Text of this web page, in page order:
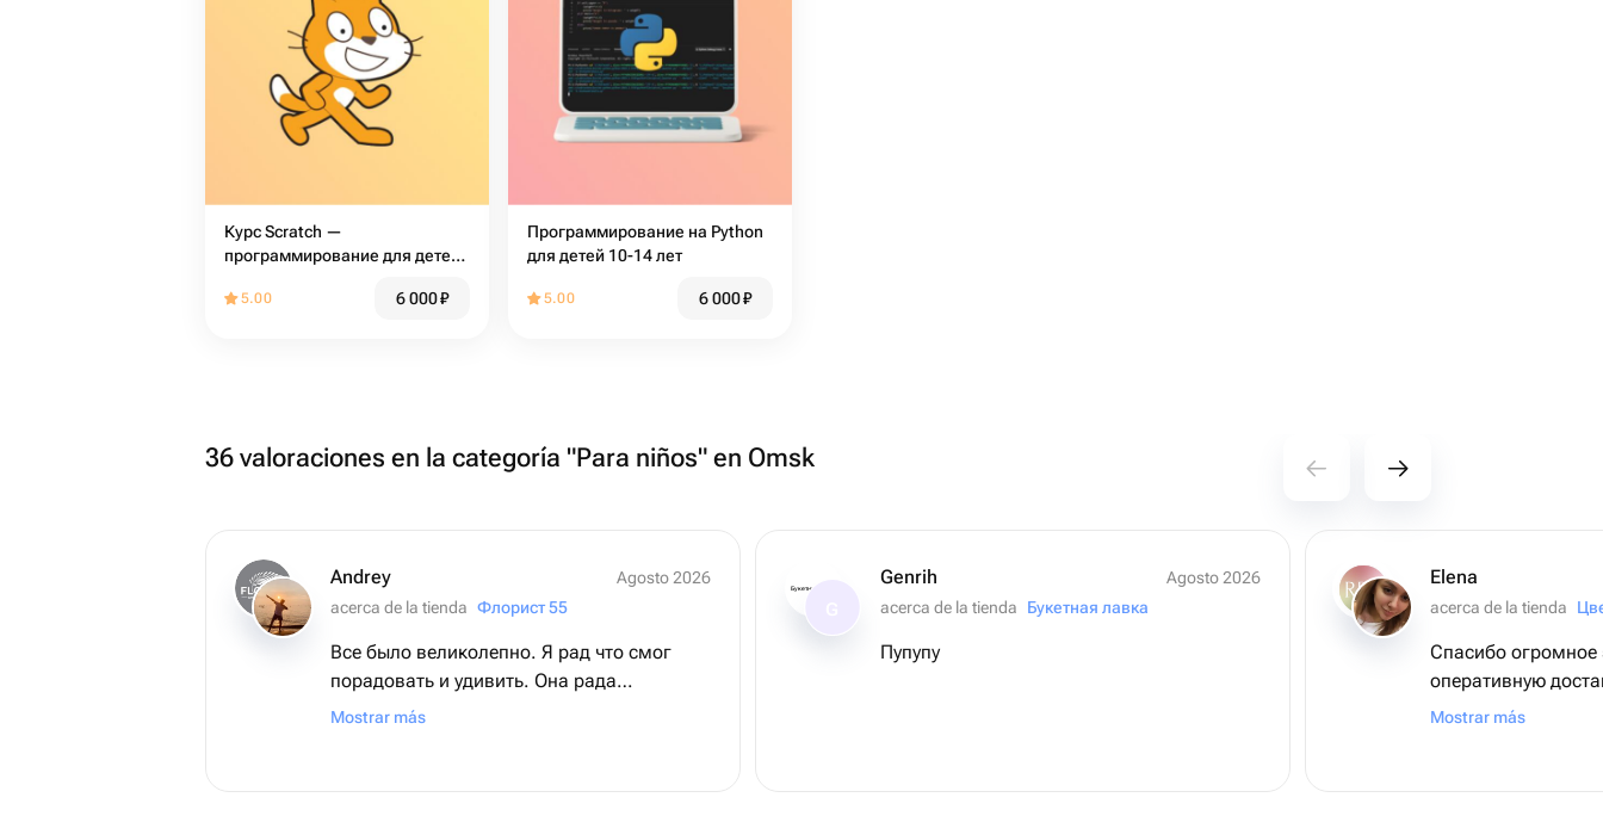
Курс Scratch —
программирование для детей
5.00 6 000₽
Программирование на Python
для детей 10-14 лет
5.00 6 000₽
36 valoraciones en la categoría "Para niños" en Omsk
Andrey
Agosto 2026
acerca de la tienda Флорист 55
Все было великолепно. Я рад что смог
порадовать и удивить. Она рада
неожиданному сюрпризу)))
Mostrar más
Букетная лавка Genrih
Agosto 2026
acerca de la tienda
Букетная лавка
Пупупу
Elena
acerca de la tienda
Спасибо огромное
оперативную
привезти чуть
Mostrar más